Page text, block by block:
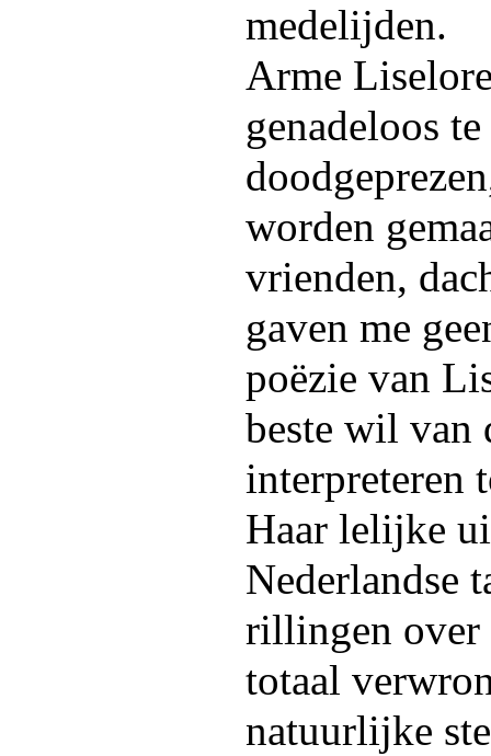
medelijden.
Arme
genadeloos
worden
vrienden,
gaven me
poëzie van
beste wil van
interpreteren
Haar lelijke
Nederlandse
rillingen over
totaal
natuurlijke